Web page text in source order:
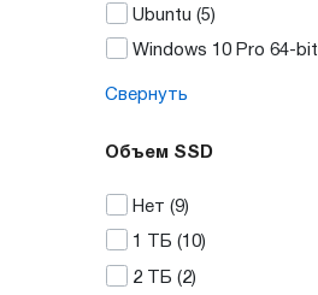
Ubuntu (5)
Windows 10 Pro 64-bit
Свернуть
Объем SSD
Нет (9)
1 ТБ (10)
2 ТБ (2)